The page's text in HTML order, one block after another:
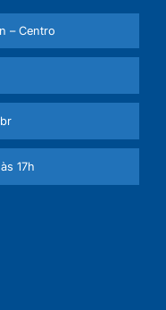
– Centro
17h